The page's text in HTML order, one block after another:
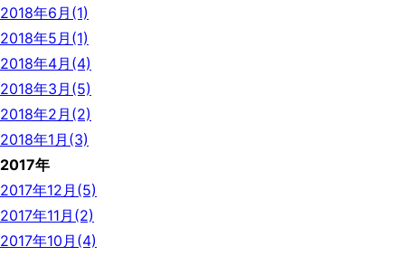
2018年6月(1)
2018年5月(1)
2018年4月(4)
2018年3月(5)
2018年2月(2)
2018年1月(3)
2017年
2017年12月(5)
2017年11月(2)
2017年10月(4)